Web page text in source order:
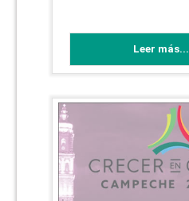
Leer más...